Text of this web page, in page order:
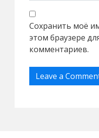
Сохранить моё
этом браузере
комментариев.